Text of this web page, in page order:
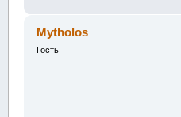
Mytholos
Гость